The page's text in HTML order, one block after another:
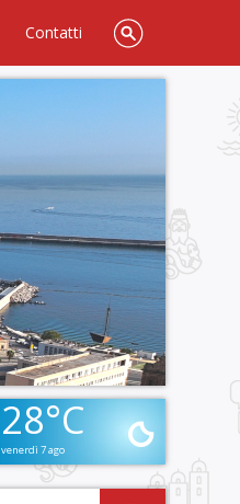
Contatti
28°C
venerdì 7 ago